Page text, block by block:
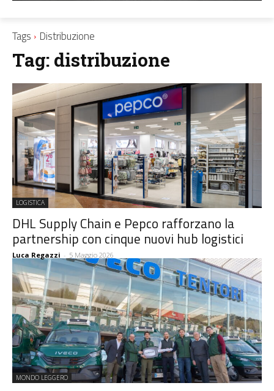
Tags Distribuzione
Tag: distribuzione
LOGISTICA
DHL Supply Chain e Pepco rafforzano la
partnership con cinque nuovi hub logistici
Luca Regazzi - 5 Maggio 2026
MONDO LEGGERO